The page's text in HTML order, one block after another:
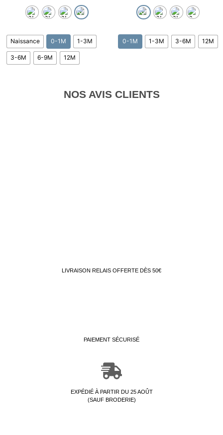
Naissance 0-1M 1-3M
3-6M 6-9M 12M
0-1M 1-3M 3-6M 12M
NOS AVIS CLIENTS
LIVRAISON RELAIS OFFERTE DÈS 50€
PAIEMENT SÉCURISÉ
EXPÉDIÉ À PARTIR DU 25 AOÛT
(SAUF BRODERIE)